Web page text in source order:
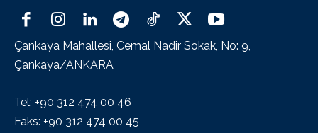
Çankaya Mahallesi, Cemal Nadir Sokak, No: 9,
Çankaya/ANKARA
Tel: +90 312 474 00 46
Faks: +90 312 474 00 45